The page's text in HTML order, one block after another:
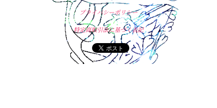
プライバシーポリシー
特定商取引法に基づく表記